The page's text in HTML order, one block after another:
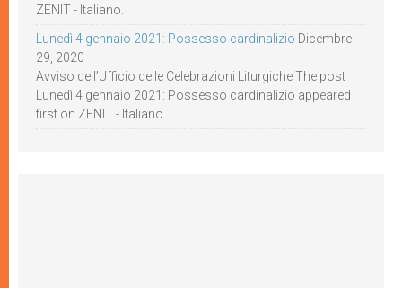
ZENIT - Italiano.
Lunedì 4 gennaio 2021: Possesso cardinalizio Dicembre
29, 2020
Avviso dell’Ufficio delle Celebrazioni Liturgiche The post
Lunedì 4 gennaio 2021: Possesso cardinalizio appeared
first on ZENIT - Italiano.